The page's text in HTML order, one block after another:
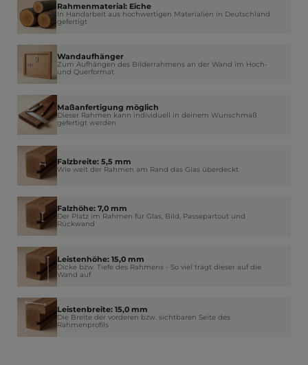
Rahmenmaterial: Eiche
In Handarbeit aus hochwertigen Materialien in Deutschland
gefertigt
Wandaufhänger
Zum Aufhängen des Bilderrahmens an der Wand im Hoch-
und Querformat
Maßanfertigung möglich
Dieser Rahmen kann individuell in deinem Wunschmaß
gefertigt werden
Falzbreite: 5,5 mm
Wie weit der Rahmen am Rand das Glas überdeckt
Falzhöhe: 7,0 mm
Der Platz im Rahmen für Glas, Bild, Passepartout und
Rückwand
Leistenhöhe: 15,0 mm
Dicke bzw. Tiefe des Rahmens - So viel trägt dieser auf die
Wand auf
Leistenbreite: 15,0 mm
Die Breite der vorderen bzw. sichtbaren Seite des
Rahmenprofils